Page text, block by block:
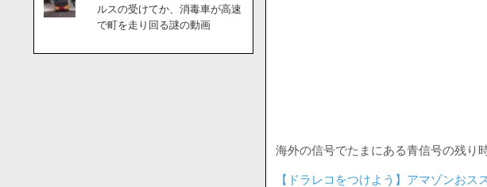
海外の信号でたまにある青信号の残り
【ドラレコをつけよう】アマゾンおス
ルスの受けてか、消毒車が高速
で町を走り回る謎の動画